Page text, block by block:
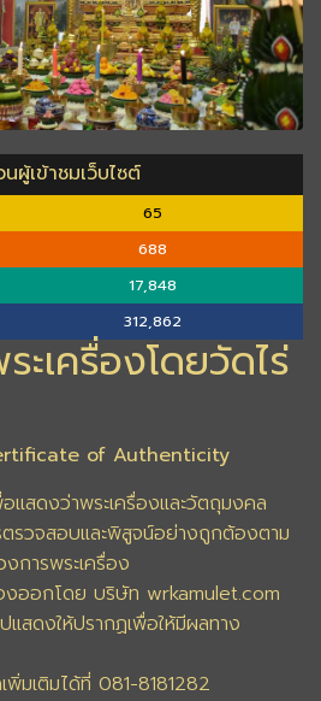
ผู้เข้าชมเว็บไซต์
65
688
17,848
312,862
เครื่องโดยวัดไร่
of Authenticity
แสดงว่าพระเครื่องและวัตถุมงคล
ตรวจสอบและพิสูจน์อย่างถูกต้องตาม
การพระเครื่อง
งออกโดย บริษัท wrkamulet.com
แสดงให้ปรากฏเพื่อให้มีผลทาง
พิ่มเติมได้ที่ 081-8181282